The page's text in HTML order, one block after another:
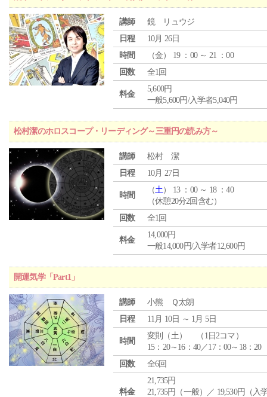
講師
鏡 リュウジ
日程
10月 26日
時間
（金） 19 ：00 ～ 21 ：00
回数
全1回
料金
5,600円
一般5,600円/入学者5,040円
松村潔のホロスコープ・リーディング～三重円の読み方～
講師
松村 潔
日程
10月 27日
時間
（土） 13 ：00 ～ 18 ：40
（休憩20分2回含む）
回数
全1回
料金
14,000円
一般14,000円/入学者12,600円
開運気学「Part1」
講師
小熊 Ｑ太朗
日程
11月 10日 ～ 1月 5日
時間
変則（土） （1日2コマ）
15：20～16：40／17：00～18：20
回数
全6回
料金
21,735円
21,735円（一般）／ 19,530円（入